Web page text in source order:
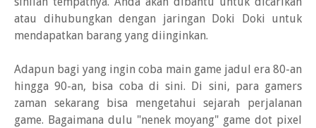
atau dihubungkan dengan jaringan Doki Doki untuk
mendapatkan barang yang diinginkan.
Adapun bagi yang ingin coba main game jadul era 80-an
hingga 90-an, bisa coba di sini. Di sini, para gamers
zaman sekarang bisa mengetahui sejarah perjalanan
game. Bagaimana dulu "nenek moyang" game dot pixel